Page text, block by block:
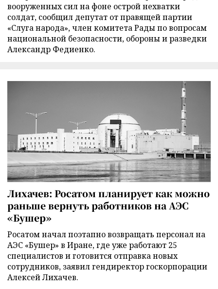
вооруженных сил на фоне острой нехватки
солдат, сообщил депутат от правящей партии
«Слуга народа», член комитета Рады по вопросам
национальной безопасности, обороны и разведки
Александр Федиенко.
Лихачев: Росатом планирует как можно
раньше вернуть работников на АЭС
«Бушер»
Росатом начал поэтапно возвращать персонал на
АЭС «Бушер» в Иране, где уже работают 25
специалистов и готовится отправка новых
сотрудников, заявил гендиректор госкорпорации
Алексей Лихачев.